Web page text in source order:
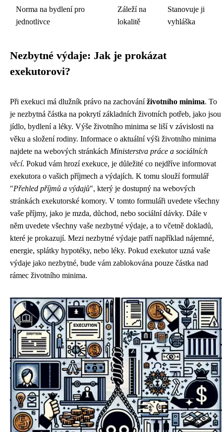
Norma na bydlení pro
jednotlivce
Záleží na
lokalitě
Stanovuje ji
vyhláška
Nezbytné výdaje: Jak je prokázat
exekutorovi?
Při exekuci má dlužník právo na zachováníživotního minima. To
je nezbytná částka na pokrytí základních životních potřeb, jako jsou
jídlo, bydlení a léky. Výše životního minima se liší v závislosti na
věku a složení rodiny. Informace o aktuální výši životního minima
najdete na webových stránkách Ministerstva práce a sociálních
věcí. Pokud vám hrozí exekuce, je důležité co nejdříve informovat
exekutora o vašich příjmech a výdajích. K tomu slouží formulář
"Přehled příjmů a výdajů", který je dostupný na webových
stránkách exekutorské komory. V tomto formuláři uvedete všechny
vaše příjmy, jako je mzda, důchod, nebo sociální dávky. Dále v
něm uvedete všechny vaše nezbytné výdaje, a to včetně dokladů,
které je prokazují. Mezi nezbytné výdaje patří například nájemné,
energie, splátky hypotéky, nebo léky. Pokud exekutor uzná vaše
výdaje jako nezbytné, bude vám zablokována pouze částka nad
rámec životního minima.